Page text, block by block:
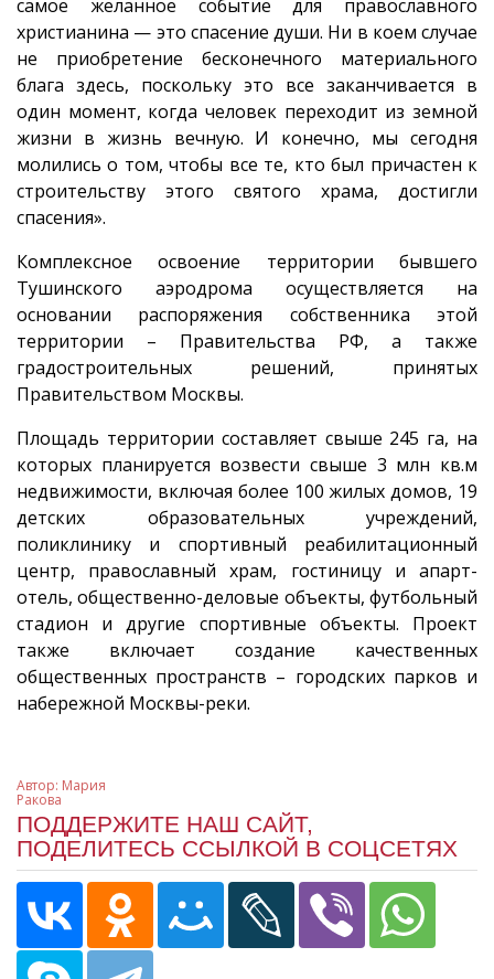
самое желанное событие для православного
христианина — это спасение души. Ни в коем случае
не приобретение бесконечного материального
блага здесь, поскольку это все заканчивается в
один момент, когда человек переходит из земной
жизни в жизнь вечную. И конечно, мы сегодня
молились о том, чтобы все те, кто был причастен к
строительству этого святого храма, достигли
спасения».
Комплексное освоение территории бывшего
Тушинского аэродрома осуществляется на
основании распоряжения собственника этой
территории – Правительства РФ, а также
градостроительных решений, принятых
Правительством Москвы.
Площадь территории составляет свыше 245 га, на
которых планируется возвести свыше 3 млн кв.м
недвижимости, включая более 100 жилых домов, 19
детских образовательных учреждений,
поликлинику и спортивный реабилитационный
центр, православный храм, гостиницу и апарт-
отель, общественно-деловые объекты, футбольный
стадион и другие спортивные объекты. Проект
также включает создание качественных
общественных пространств – городских парков и
набережной Москвы-реки.
Автор: Мария
Ракова
ПОДДЕРЖИТЕ НАШ САЙТ,
ПОДЕЛИТЕСЬ ССЫЛКОЙ В СОЦСЕТЯХ